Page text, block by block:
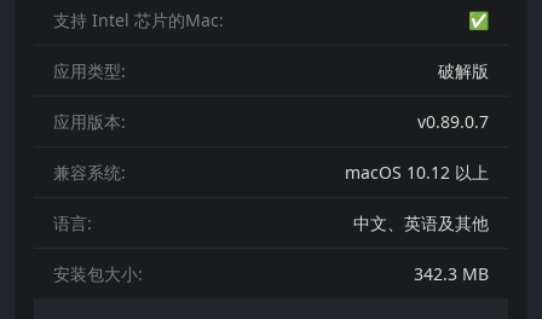
支持 Intel 芯片的Mac: ✅
应用类型: 破解版
应用版本: v0.89.0.7
兼容系统: macOS 10.12 以上
语言: 中文、英语及其他
安装包大小: 342.3 MB